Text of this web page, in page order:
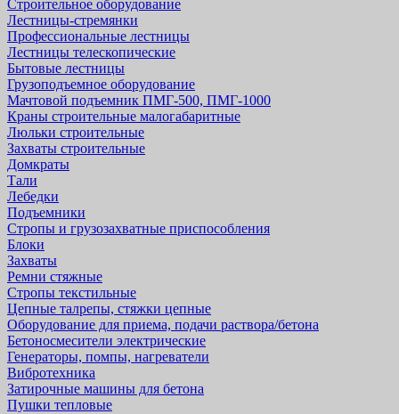
Строительное оборудование
Лестницы-стремянки
Профессиональные лестницы
Лестницы телескопические
Бытовые лестницы
Грузоподъемное оборудование
Мачтовой подъемник ПМГ-500, ПМГ-1000
Краны строительные малогабаритные
Люльки строительные
Захваты строительные
Домкраты
Тали
Лебедки
Подъемники
Стропы и грузозахватные приспособления
Блоки
Захваты
Ремни стяжные
Стропы текстильные
Цепные талрепы, стяжки цепные
Оборудование для приема, подачи раствора/бетона
Бетоносмесители электрические
Генераторы, помпы, нагреватели
Вибротехника
Затирочные машины для бетона
Пушки тепловые